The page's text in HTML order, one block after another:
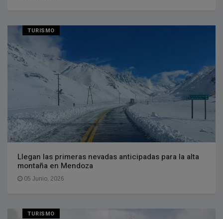
TURISMO
Llegan las primeras nevadas anticipadas para la alta
montaña en Mendoza
05 Junio, 2026
TURISMO